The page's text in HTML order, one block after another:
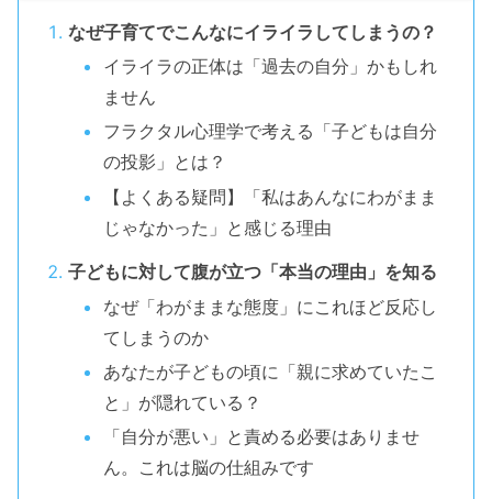
なぜ子育てでこんなにイライラしてしまうの？
イライラの正体は「過去の自分」かもしれ
ません
フラクタル心理学で考える「子どもは自分
の投影」とは？
【よくある疑問】「私はあんなにわがまま
じゃなかった」と感じる理由
子どもに対して腹が立つ「本当の理由」を知る
なぜ「わがままな態度」にこれほど反応し
てしまうのか
あなたが子どもの頃に「親に求めていたこ
と」が隠れている？
「自分が悪い」と責める必要はありませ
ん。これは脳の仕組みです